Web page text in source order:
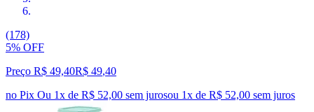
(178)
5% OFF
Preço R$ 49,40R$ 49,40
no Pix Ou 1x de R$ 52,00 sem jurosou 1x de R$ 52,00 sem juros